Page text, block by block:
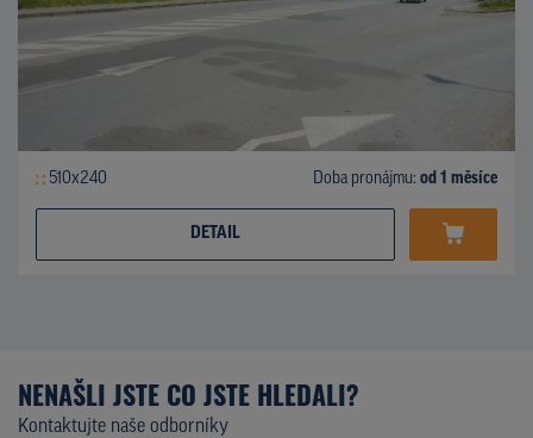
510x240 Doba pronájmu: od 1 měsíce
DETAIL
NENAŠLI JSTE CO JSTE HLEDALI?
Kontaktujte naše odborníky